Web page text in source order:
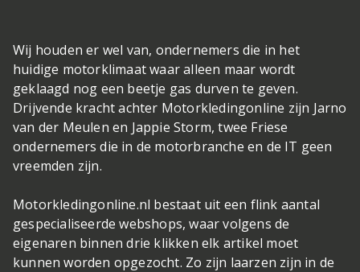
Wij houden er wel van, ondernemers die in het
huidige motorklimaat waar alleen maar wordt
geklaagd nog een beetje gas durven te geven.
Drijvende kracht achter Motorkledingonline zijn Jarno
van der Meulen en Jappie Storm, twee Friese
ondernemers die in de motorbranche en de IT geen
vreemden zijn.
Motorkledingonline.nl bestaat uit een flink aantal
gespecialiseerde webshops, waar volgens de
eigenaren binnen drie klikken elk artikel moet
kunnen worden opgezocht. Zo zijn laarzen zijn in de